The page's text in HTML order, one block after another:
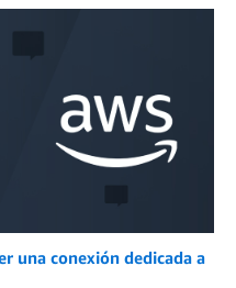
una conexión dedicada a